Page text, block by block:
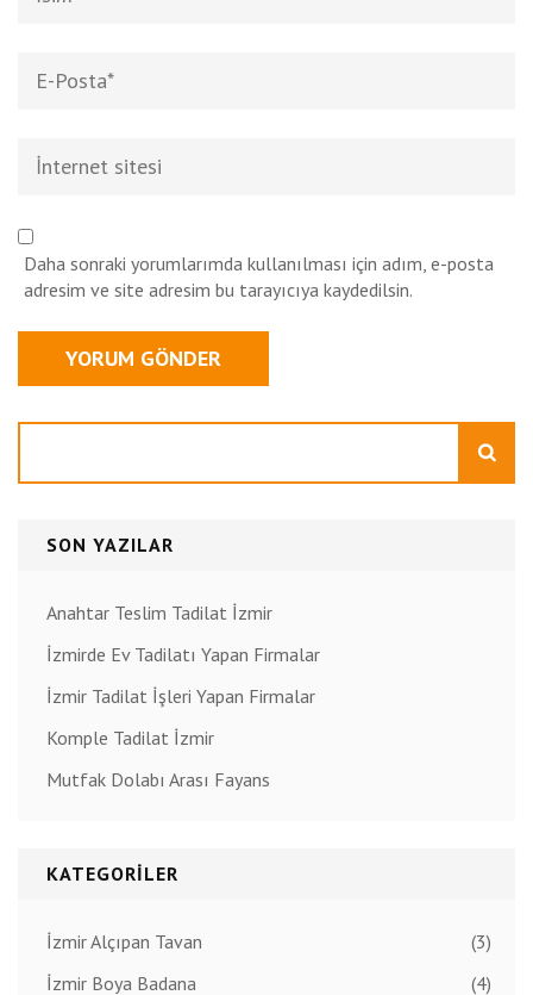
posta*
İnternet
sitesi
Daha sonraki yorumlarımda kullanılması için adım, e-posta
adresim ve site adresim bu tarayıcıya kaydedilsin.
SON YAZILAR
Anahtar Teslim Tadilat İzmir
İzmirde Ev Tadilatı Yapan Firmalar
İzmir Tadilat İşleri Yapan Firmalar
Komple Tadilat İzmir
Mutfak Dolabı Arası Fayans
KATEGORILER
İzmir Alçıpan Tavan
(3)
İzmir Boya Badana
(4)